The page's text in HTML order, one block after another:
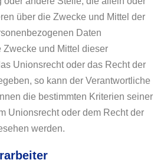
über die Zwecke und Mittel der
Daten
und Mittel dieser
Unionsrecht oder das Recht der
so kann der Verantwortliche
die bestimmten Kriterien seiner
Unionsrecht oder dem Recht der
werden.